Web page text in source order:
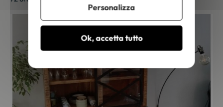
Ok, accetta tutto
Personalizza